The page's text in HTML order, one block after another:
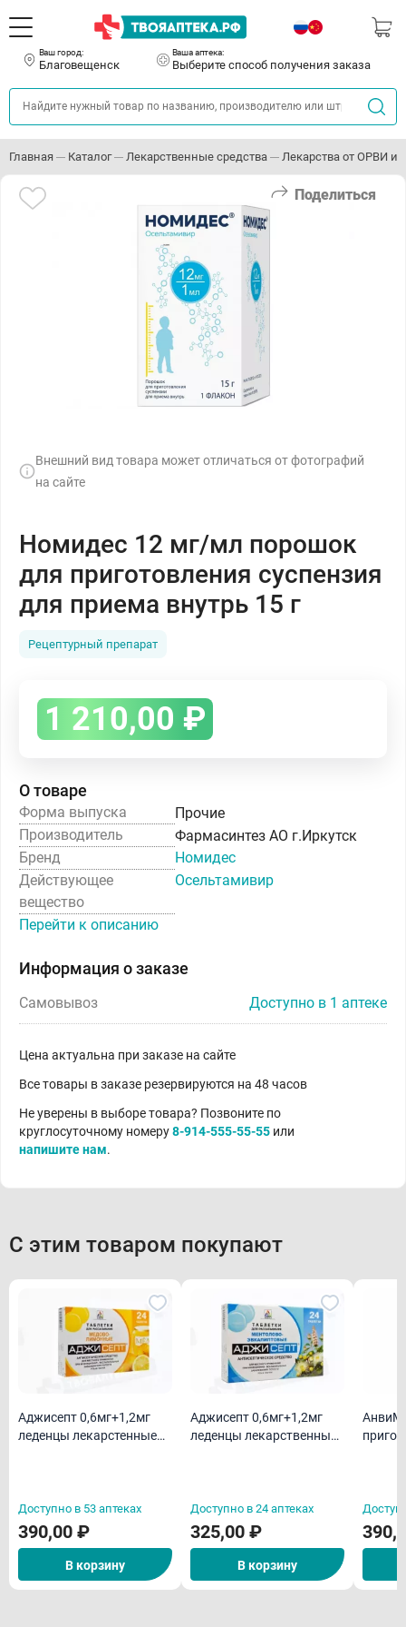
Ваш город:
Благовещенск
Ваша аптека:
Выберите способ получения заказа
Главная Каталог Лекарственные средства Лекарства от ОРВИ и
Поделиться
Внешний вид товара может отличаться от фотографий
на сайте
Номидес 12 мг/мл порошок
для приготовления суспензия
для приема внутрь 15 г
Рецептурный препарат
1 210,00 ₽
О товаре
Форма выпуска
Прочие
Производитель
Фармасинтез АО г.Иркутск
Бренд
Номидес
Действующее
вещество
Осельтамивир
Перейти к описанию
Информация о заказе
Самовывоз Доступно в 1 аптеке
Цена актуальна при заказе на сайте
Все товары в заказе резервируются на 48 часов
Не уверены в выборе товара? Позвоните по
круглосуточному номеру8-914-555-55-55 или
напишите нам.
С этим товаром покупают
Аджисепт 0,6мг+1,2мг
леденцы лекарстенные
Доступно в 53 аптеках
390,00 ₽
В корзину
Аджисепт 0,6мг+1,2мг
леденцы лекарственные
Доступно в 24 аптеках
325,00 ₽
В корзину